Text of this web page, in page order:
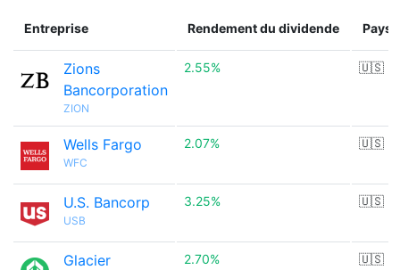
Entreprise Rendement du dividende Pays
Zions
Bancorporation
ZION
2.55% 🇺🇸
Wells Fargo
WFC
2.07% 🇺🇸
U.S. Bancorp
USB
3.25% 🇺🇸
Glacier
2.70% 🇺🇸